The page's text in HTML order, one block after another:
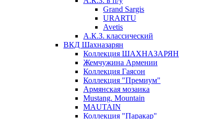
Grand Sargis
URARTU
Avetis
А.К.З. классический
ВКД Шахназарян
Коллекция ШАХНАЗАРЯН
Жемчужина Армении
Коллекция Гаясон
Коллекция "Премиум"
Армянская мозаика
Mustang. Mountain
MAUTAIN
Коллекция "Паракар"